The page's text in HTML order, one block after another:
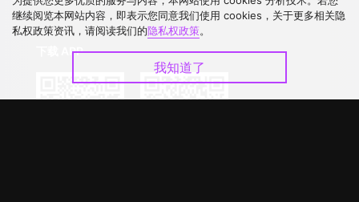
下载 APP
继续阅览本网站内容，即表示您同意我们使用 cookies，关于更多相关隐
私权政策资讯，请阅读我们的隐私权政策。
我知道了